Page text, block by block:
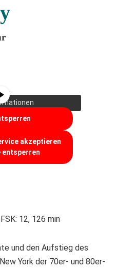
akzeptieren
entsperren
12, 126 min
und den Aufstieg des
York der 70er- und 80er-